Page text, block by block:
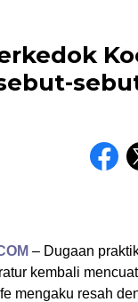
– Dugaan
kembali
mengaku resah